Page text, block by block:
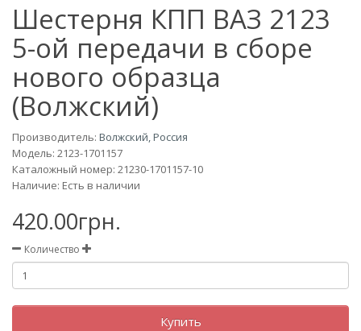
Шестерня КПП ВАЗ 2123
5-ой передачи в сборе
нового образца
(Волжский)
Производитель: Волжский, Россия
Модель: 2123-1701157
Каталожный номер: 21230-1701157-10
Наличие: Есть в наличии
420.00грн.
Количество
Купить